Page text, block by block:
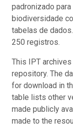
padronizado
biodiversidade
tabelas de
250 registros.
This IPT
repository. The
for download in
table lists other
made publicly
made to the